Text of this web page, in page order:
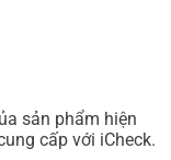
sản phẩm hiện
cấp với iCheck.